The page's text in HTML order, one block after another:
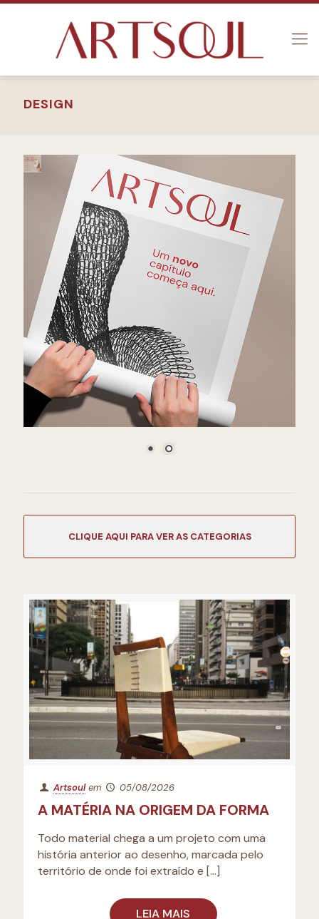
DESIGN
Artsoul em 05/08/2026
A MATÉRIA NA ORIGEM DA FORMA
Todo material chega a um projeto com uma
história anterior ao desenho, marcada pelo
território de onde foi extraído e […]
LEIA MAIS
CATEGORIAS